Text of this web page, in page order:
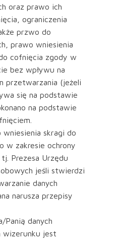
oraz prawo ich
ograniczenia
przwo do
prawo wniesienia
cofnięcia zgody w
bez wpływu na
przetwarzania (jeżeli
się na podstawie
na podstawie
wniesienia skragi do
w zakresie ochrony
Prezesa Urzędu
jeśli stwierdzi
danych
narusza przepisy
Panią danych
jest